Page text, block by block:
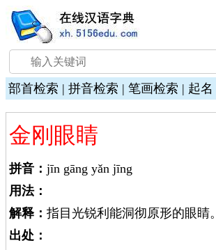
部首检索 | 拼音检索 | 笔画检索 | 起名
金刚眼睛
拼音： jīn gāng yǎn jīng
用法：
解释： 指目光锐利能洞彻原形的眼睛。
出处：